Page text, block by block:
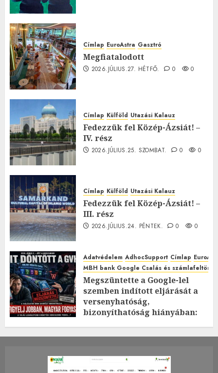
Címlap EuroAstra Gasztró
Megfiatalodott
2026.JÚLIUS.27. HÉTFŐ. 0 0
Címlap Külföld Utazási Kalauz
Fedezzük fel Közép-Ázsiát! –
IV. rész
2026.JÚLIUS.25. SZOMBAT. 0 0
Címlap Külföld Utazási Kalauz
Fedezzük fel Közép-Ázsiát! –
III. rész
2026.JÚLIUS.24. PÉNTEK. 0 0
Adatvédelem AdhocSupport Címlap
MBH bank Google Csalás és
Megszüntette a Google-lel
szemben indított eljárását a
versenyhatóság,
bizonyíthatóság hiányában:
2026.JÚLIUS.23. CSÜTÖRTÖK.
0